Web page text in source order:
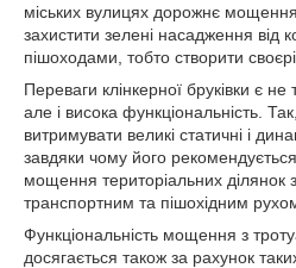
міських вулицях дорожнє
захистити зелені насадження від
пішоходами, тобто створити
Переваги клінкерної бруківки є не
але і висока функціональність.
витримувати великі статичні і
завдяки чому його
мощення територіальних ділянок
транспортним та пішохідним
Функціональність мощення з
досягається також за рахунок